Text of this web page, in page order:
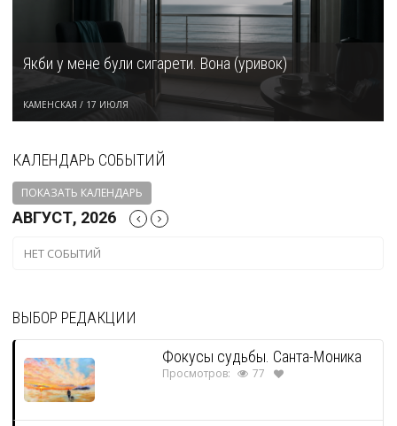
Якби у мене були сигарети. Вона (уривок)
КАМЕНСКАЯ / 17 ИЮЛЯ
КАЛЕНДАРЬ СОБЫТИЙ
ПОКАЗАТЬ КАЛЕНДАРЬ
АВГУСТ, 2026
НЕТ СОБЫТИЙ
ВЫБОР РЕДАКЦИИ
Фокусы судьбы. Санта-Моника
Просмотров: 77